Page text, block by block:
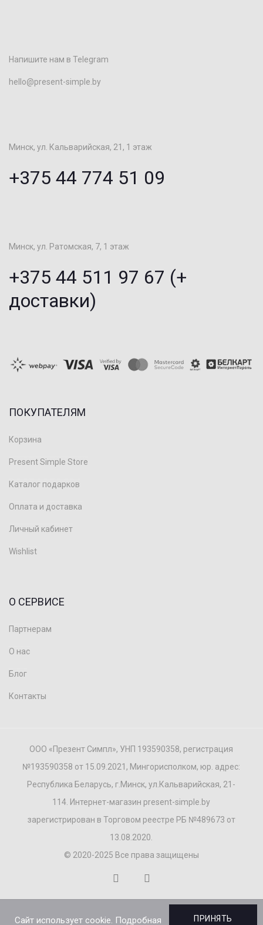
Сайт использует cookie. Подробная ПРИНЯТЬ
Напишите нам в Telegram
hello@present-simple.by
Минск, ул. Кальварийская, 21, 1 этаж
+375 44 774 51 09
Минск, ул. Ратомская, 7, 1 этаж
+375 44 511 97 67 (+
доставки)
ПОКУПАТЕЛЯМ
Корзина
Present Simple Store
Каталог подарков
Оплата и доставка
Личный кабинет
Wishlist
О СЕРВИСЕ
Партнерам
О нас
Блог
Контакты
ООО «Презент Симпл», УНП 193590358, регистрация
№193590358 от 15.09.2021, Мингорисполком, юр. адрес:
Республика Беларусь, г.Минск, ул.Кальварийская, 21-
114. Интернет-магазин present-simple.by
зарегистрирован в Торговом реестре РБ №489673 от
13.08.2020.
© 2020-2025 Все права защищены